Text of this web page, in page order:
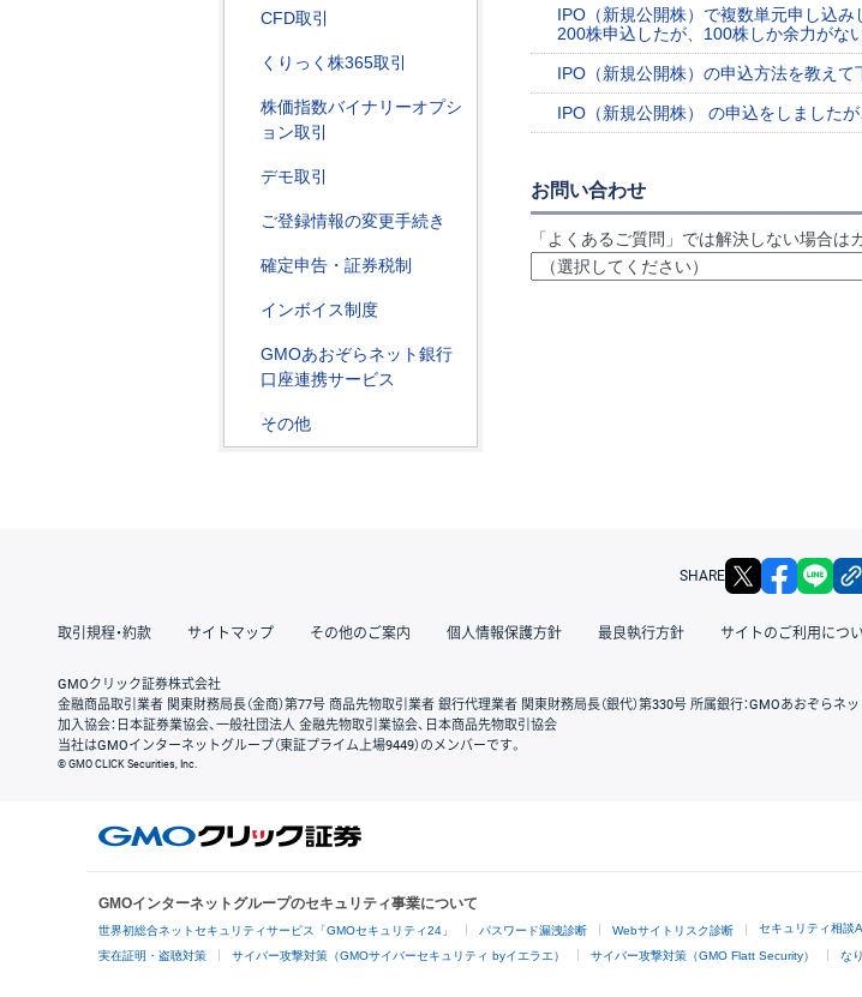
CFD取引
くりっく株365取引
株価指数バイナリーオプシ
ョン取引
デモ取引
ご登録情報の変更手続き
確定申告・証券税制
インボイス制度
GMOあおぞらネット銀行
口座連携サービス
その他
IPO（新規公開株）で複数単元申し込
200株申込したが、100株しか余力がな
IPO（新規公開株）の申込方法を教え
IPO（新規公開株） の申込をしました
お問い合わせ
「よくあるご質問」では解決しない場合
SHARE X
取引規程・約款 サイトマップ その他のご案内 個人情報保護方針 最良執行方針 サイトのご利用につ
GMOクリック証券株式会社
金融商品取引業者 関東財務局長（金商）第77号 商品先物取引業者 銀行代理業者 関東財務局長（銀代）第330号 所属銀行：GMOあおぞらネ
加入協会：日本証券業協会、一般社団法人 金融先物取引業協会、日本商品先物取引協会
当社はGMOインターネットグループ（東証プライム上場9449）のメンバーです。
© GMO CLICK Securities, Inc.
GMOインターネットグループのセキュリティ事業について
世界初総合ネットセキュリティサービス「GMOセキュリティ24」 パスワード漏洩診断 Webサイトリスク診断 セキュリティ相談
実在証明・盗聴対策 サイバー攻撃対策（GMOサイバーセキュリティ byイエラエ） サイバー攻撃対策（GMO Flatt Security） な